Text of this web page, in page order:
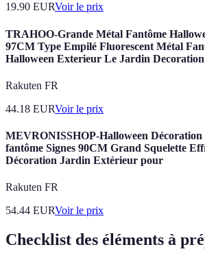
19.90 EURVoir le prix
TRAHOO-Grande Métal Fantôme
97CM Type Empilé Fluorescent Métal
Halloween Exterieur Le Jardin Decoration
Rakuten FR
44.18 EURVoir le prix
MEVRONISSHOP-Halloween
fantôme Signes 90CM Grand Squelette
Décoration Jardin Extérieur pour
Rakuten FR
54.44 EURVoir le prix
Checklist des éléments à